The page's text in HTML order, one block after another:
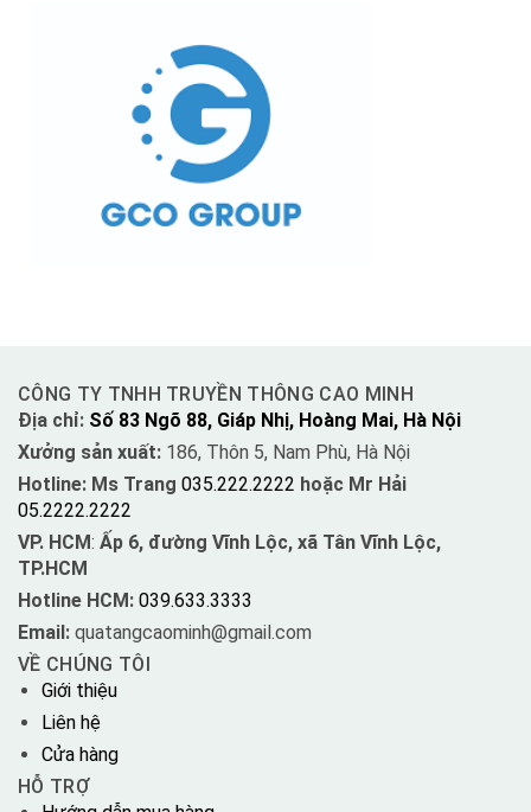
CÔNG TY TNHH TRUYỀN THÔNG CAO MINH
Địa chỉ: Số 83 Ngõ 88, Giáp Nhị, Hoàng Mai, Hà Nội
Xưởng sản xuất: 186, Thôn 5, Nam Phù, Hà Nội
Hotline: Ms Trang 035.222.2222 hoặc Mr Hải
05.2222.2222
VP. HCM: Ấp 6, đường Vĩnh Lộc, xã Tân Vĩnh Lộc,
TP.HCM
Hotline HCM: 039.633.3333
Email: quatangcaominh@gmail.com
VỀ CHÚNG TÔI
Giới thiệu
Liên hệ
Cửa hàng
HỖ TRỢ